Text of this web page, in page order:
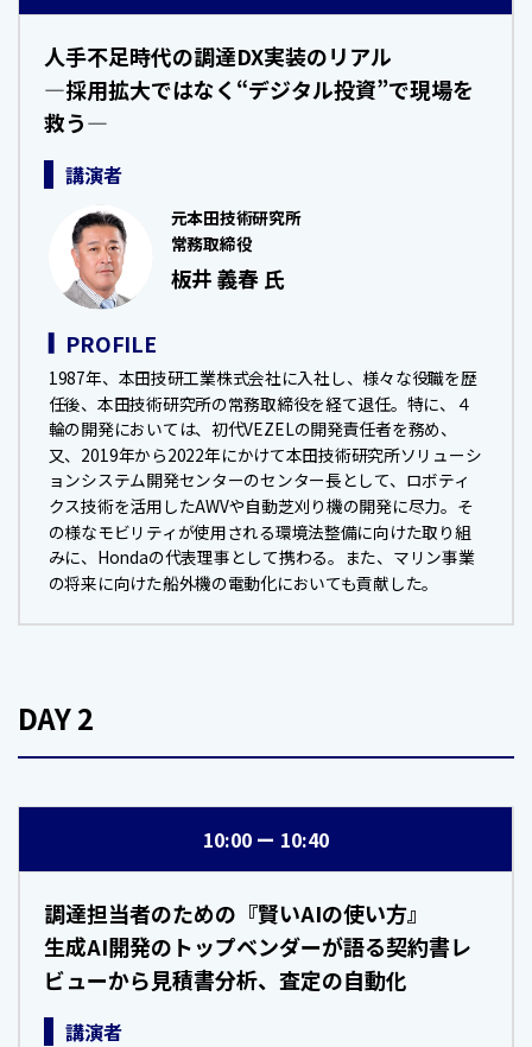
人手不足時代の調達DX実装のリアル
―採用拡大ではなく“デジタル投資”で現場を
救う―
講演者
元本田技術研究所
常務取締役
板井 義春 氏
PROFILE
1987年、本田技研工業株式会社に入社し、様々な役職を歴
任後、本田技術研究所の常務取締役を経て退任。特に、４
輪の開発においては、初代VEZELの開発責任者を務め、
又、2019年から2022年にかけて本田技術研究所ソリューシ
ョンシステム開発センターのセンター長として、ロボティ
クス技術を活用したAWVや自動芝刈り機の開発に尽力。そ
の様なモビリティが使用される環境法整備に向けた取り組
みに、Hondaの代表理事として携わる。また、マリン事業
の将来に向けた船外機の電動化においても貢献した。
DAY 2
10:00 10:40
調達担当者のための『賢いAIの使い方』
生成AI開発のトップベンダーが語る契約書レ
ビューから見積書分析、査定の自動化
講演者